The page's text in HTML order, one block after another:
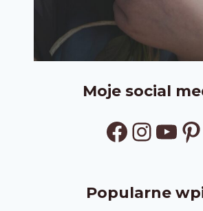
Moje social
Facebook
Popularne